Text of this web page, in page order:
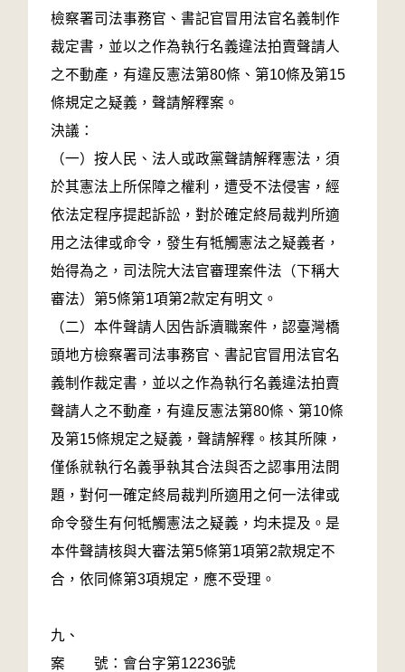
檢察署司法事務官、書記官冒用法官名義制作
裁定書，並以之作為執行名義違法拍賣聲請人
之不動產，有違反憲法第80條、第10條及第15
條規定之疑義，聲請解釋案。
決議：
（一）按人民、法人或政黨聲請解釋憲法，須
於其憲法上所保障之權利，遭受不法侵害，經
依法定程序提起訴訟，對於確定終局裁判所適
用之法律或命令，發生有牴觸憲法之疑義者，
始得為之，司法院大法官審理案件法（下稱大
審法）第5條第1項第2款定有明文。
（二）本件聲請人因告訴瀆職案件，認臺灣橋
頭地方檢察署司法事務官、書記官冒用法官名
義制作裁定書，並以之作為執行名義違法拍賣
聲請人之不動產，有違反憲法第80條、第10條
及第15條規定之疑義，聲請解釋。核其所陳，
僅係就執行名義爭執其合法與否之認事用法問
題，對何一確定終局裁判所適用之何一法律或
命令發生有何牴觸憲法之疑義，均未提及。是
本件聲請核與大審法第5條第1項第2款規定不
合，依同條第3項規定，應不受理。
九、
案 號：會台字第12236號